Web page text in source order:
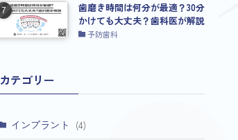
歯磨き時間は何分が最適？30分
かけても大丈夫？歯科医が解説
予防歯科
カテゴリー
インプラント (4)